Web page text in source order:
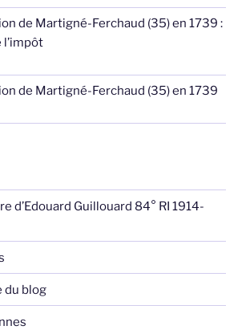
de Martigné-Ferchaud (35) en 1739 :
l’impôt
de Martigné-Ferchaud (35) en 1739
d’Edouard Guillouard 84° RI 1914-
du blog